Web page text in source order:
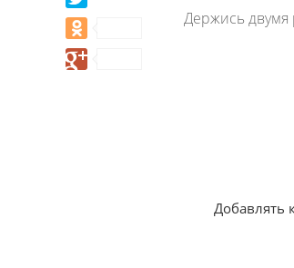
Держись двумя
Добавлять